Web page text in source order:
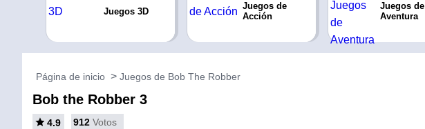
Juegos 3D
Juegos de
Acción
Juegos de
Aventura
Página de inicio Juegos de Bob The Robber
Bob the Robber 3
4.9 912 Votos